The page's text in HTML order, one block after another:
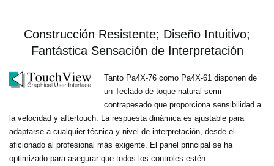
Construcción Resistente; Diseño Intuitivo;
Fantástica Sensación de Interpretación
Tanto Pa4X-76 como Pa4X-61 disponen de
un Teclado de toque natural semi-
contrapesado que proporciona sensibilidad a
la velocidad y aftertouch. La respuesta dinámica es ajustable para
adaptarse a cualquier técnica y nivel de interpretación, desde el
aficionado al profesional más exigente. El panel principal se ha
optimizado para asegurar que todos los controles estén